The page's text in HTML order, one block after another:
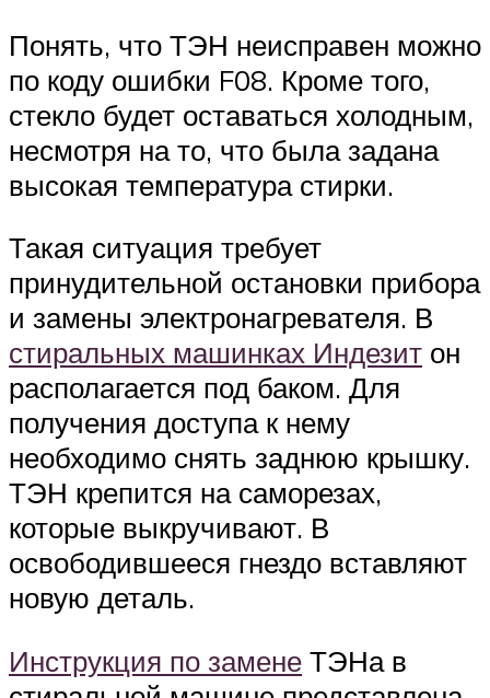
Понять, что ТЭН неисправен можно
по коду ошибки F08. Кроме того,
стекло будет оставаться холодным,
несмотря на то, что была задана
высокая температура стирки.
Такая ситуация требует
принудительной остановки прибора
и замены электронагревателя. В
стиральных машинках Индезит он
располагается под баком. Для
получения доступа к нему
необходимо снять заднюю крышку.
ТЭН крепится на саморезах,
которые выкручивают. В
освободившееся гнездо вставляют
новую деталь.
Инструкция по замене ТЭНа в